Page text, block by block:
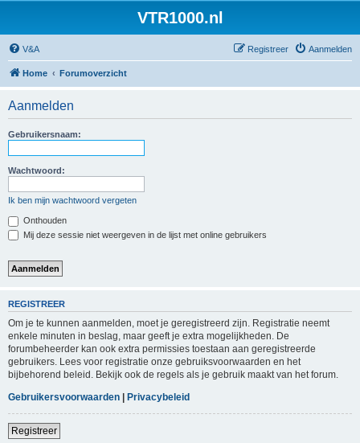
VTR1000.nl
V&A Aanmelden
Registreer
Home Forumoverzicht
Aanmelden
Gebruikersnaam:
Wachtwoord:
Ik ben mijn wachtwoord vergeten
Onthouden
Mij deze sessie niet weergeven in de lijst met online gebruikers
REGISTREER
Om je te kunnen aanmelden, moet je geregistreerd zijn. Registratie neemt
enkele minuten in beslag, maar geeft je extra mogelijkheden. De
forumbeheerder kan ook extra permissies toestaan aan geregistreerde
gebruikers. Lees voor registratie onze gebruiksvoorwaarden en het
bijbehorend beleid. Bekijk ook de regels als je gebruik maakt van het forum.
Gebruikersvoorwaarden | Privacybeleid
Registreer